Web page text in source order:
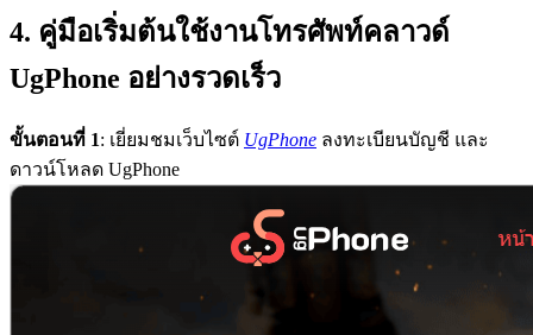
4. คู่มือเริ่มต้นใช้งานโทรศัพท์คลาวด์
UgPhone อย่างรวดเร็ว
ขั้นตอนที่ 1: เยี่ยมชมเว็บไซต์ UgPhone ลงทะเบียนบัญชี และ
ดาวน์โหลด UgPhone